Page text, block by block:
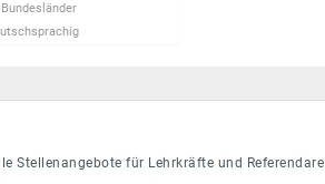
Stellenangebote für Lehrkräfte und Referendare